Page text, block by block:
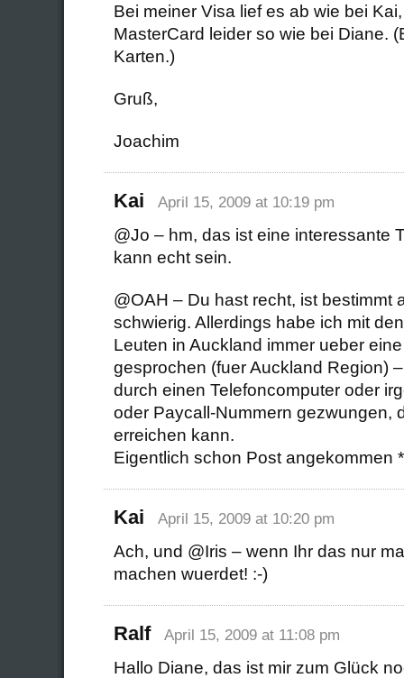
Bei meiner Visa lief es ab wie bei
MasterCard leider so wie bei Diane.
Karten.)
Gruß,
Joachim
Kai April 15, 2009 at 10:19 pm
@Jo – hm, das ist eine interessante
kann echt sein.
@OAH – Du hast recht, ist bestimmt
schwierig. Allerdings habe ich mit
Leuten in Auckland immer ueber
gesprochen (fuer Auckland Region)
durch einen Telefoncomputer oder
oder Paycall-Nummern gezwungen,
erreichen kann.
Eigentlich schon Post angekommen
Kai April 15, 2009 at 10:20 pm
Ach, und @Iris – wenn Ihr das nur
machen wuerdet! :-)
Ralf April 15, 2009 at 11:08 pm
Hallo Diane, das ist mir zum Glück